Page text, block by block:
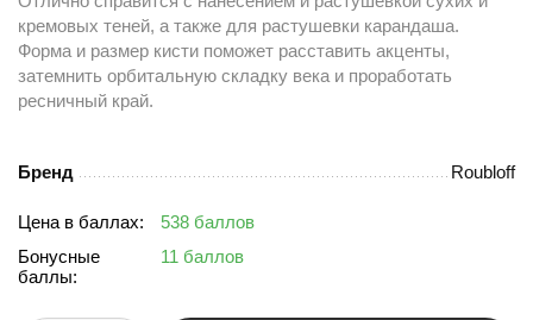
кремовых теней, а также для растушевки карандаша.
Форма и размер кисти поможет расставить акценты,
затемнить орбитальную складку века и проработать
ресничный край.
Бренд Roubloff
Цена в баллах:
538 баллов
Бонусные
баллы:
11 баллов